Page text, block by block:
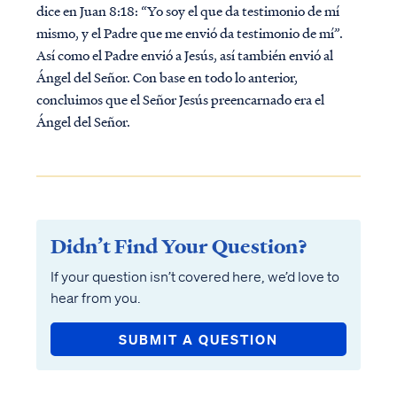
dice en Juan 8:18: “Yo soy el que da testimonio de mí
mismo, y el Padre que me envió da testimonio de mí”.
Así como el Padre envió a Jesús, así también envió al
Ángel del Señor. Con base en todo lo anterior,
concluimos que el Señor Jesús preencarnado era el
Ángel del Señor.
Didn’t Find Your Question?
If your question isn’t covered here, we’d love to
hear from you.
SUBMIT A QUESTION